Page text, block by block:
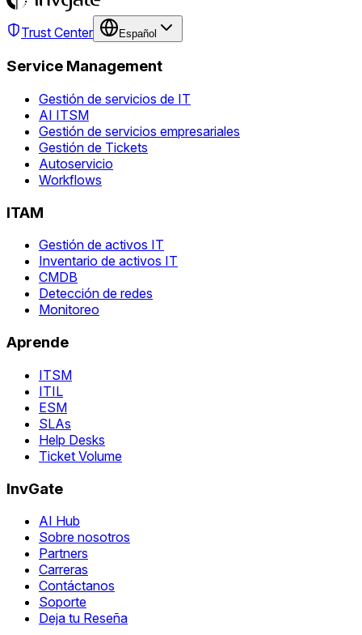
Trust Center Español
Service Management
Gestión de servicios de IT
AI ITSM
Gestión de servicios empresariales
Gestión de Tickets
Autoservicio
Workflows
ITAM
Gestión de activos IT
Inventario de activos IT
CMDB
Detección de redes
Monitoreo
Aprende
ITSM
ITIL
ESM
SLAs
Help Desks
Ticket Volume
InvGate
AI Hub
Sobre nosotros
Partners
Carreras
Contáctanos
Soporte
Deja tu Reseña